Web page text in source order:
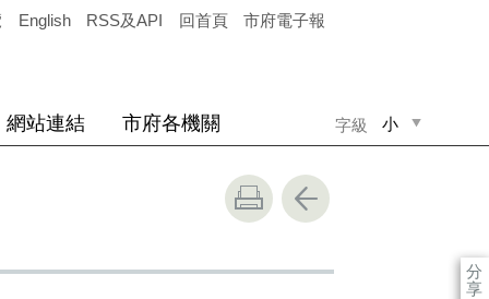
English RSS及API 回首頁 市府電子報
字級 小
網站連結 市府各機關
分
享